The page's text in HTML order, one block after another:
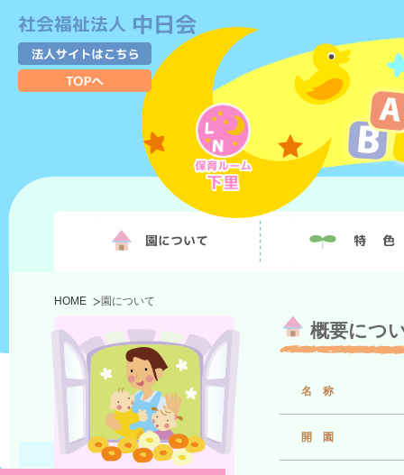
HOME 園について
概要につ
名 称
開 園